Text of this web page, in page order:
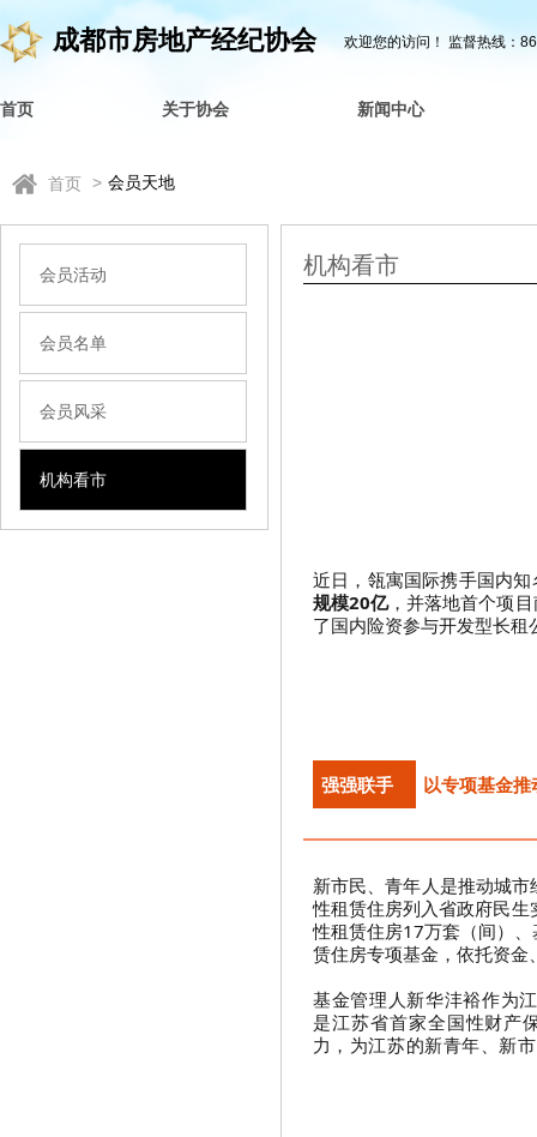
成都市房地产经纪协会 欢迎您的访问！ 监督热线：
首页 关于协会 新闻中心
首页 > 会员天地
会员活动
会员名单
会员风采
机构看市
机构看市
近日，瓴寓国际携手国内
规模20亿，并落地首个项
了国内险资参与开发型长
强强联手 以专项基金推
新市民、青年人是推动城
性租赁住房列入省政府民
性租赁住房17万套（间）
赁住房专项基金，依托资
基金管理人新华沣裕作为
是江苏省首家全国性财产
力，为江苏的新青年、新